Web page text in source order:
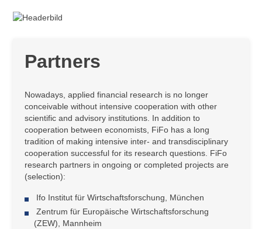
Partners
Nowadays, applied financial research is no longer
conceivable without intensive cooperation with other
scientific and advisory institutions. In addition to
cooperation between economists, FiFo has a long
tradition of making intensive inter- and transdisciplinary
cooperation successful for its research questions. FiFo
research partners in ongoing or completed projects are
(selection):
Ifo Institut für Wirtschaftsforschung, München
Zentrum für Europäische Wirtschaftsforschung
(ZEW), Mannheim